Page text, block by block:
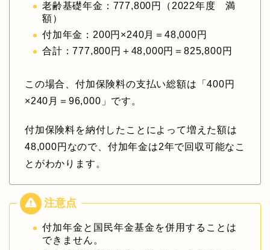
老齢基礎年金：777,800円（2022年度 満
額）
付加年金：200円×240月＝48,000円
合計：777,800円＋48,000円＝825,800円
この場合、付加保険料の支払い総額は「400円
×240月＝96,000」です。
付加保険料を納付したことによって増えた額は
48,000円なので、付加年金は2年で回収可能なこ
とがわかります。
付加年金と国民年金基金を併用することは
できません。